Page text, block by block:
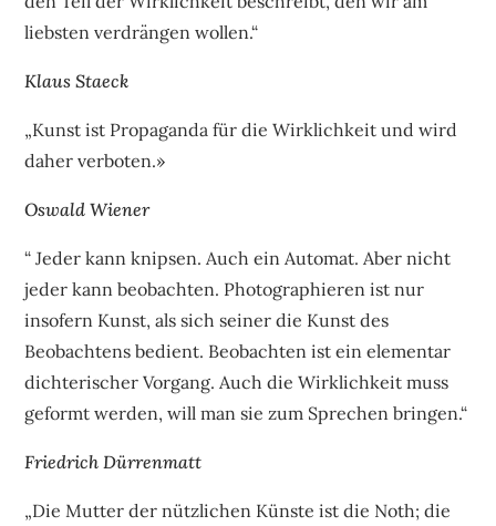
liebsten verdrängen wollen.“
Klaus Staeck
„Kunst ist Propaganda für die Wirklichkeit und wird
daher verboten.»
Oswald Wiener
“ Jeder kann knipsen. Auch ein Automat. Aber nicht
jeder kann beobachten. Photographieren ist nur
insofern Kunst, als sich seiner die Kunst des
Beobachtens bedient. Beobachten ist ein elementar
dichterischer Vorgang. Auch die Wirklichkeit muss
geformt werden, will man sie zum Sprechen bringen.“
Friedrich Dürrenmatt
„Die Mutter der nützlichen Künste ist die Noth; die